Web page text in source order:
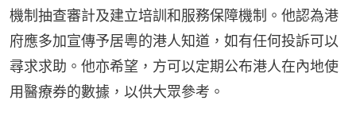
機制抽查審計及建立培訓和服務保障機制。他認為港
府應多加宣傳予居粵的港人知道，如有任何投訴可以
尋求求助。他亦希望，方可以定期公布港人在內地使
用醫療券的數據，以供大眾參考。